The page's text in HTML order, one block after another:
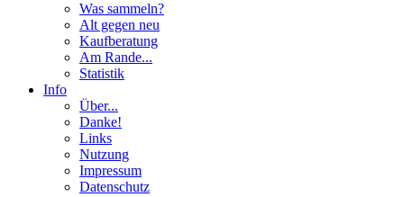
Was sammeln?
Alt gegen neu
Kaufberatung
Am Rande...
Statistik
Info
Über...
Danke!
Links
Nutzung
Impressum
Datenschutz